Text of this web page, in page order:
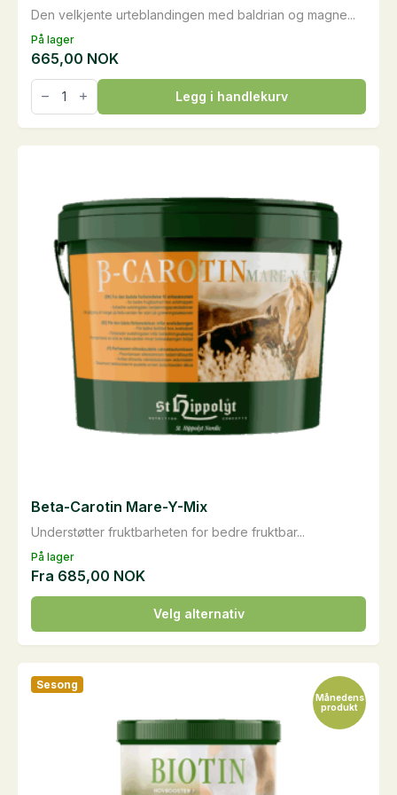
På lager
Den velkjente urteblandingen med baldrian og magne...
665,00 NOK
Anti-
Stress
Kräuterpellets,
3
Legg i handlekurv
På lager
Understøtter fruktbarheten for bedre fruktbar...
Beta-Carotin Mare-Y-Mix
Fra 685,00 NOK
Velg alternativ
Dette
produktet
har
flere
varianter.
Alternativene
Sesong
Månedens
produkt